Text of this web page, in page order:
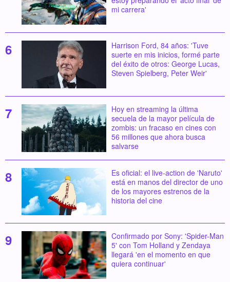
mi carrera'
Harrison Ford, 84 años: 'Tuve
suerte en mis inicios, formé parte
del éxito de otros: George Lucas,
Steven Spielberg, Peter Weir'
Hoy en streaming la última
secuela de la mayor película de
zombis: un fracaso en cines con
56 millones que ahora busca
salvarse
Es oficial: el live-action de 'Naruto'
está en manos del director de uno
de los mayores estrenos de la
historia del cine
Confirmado por Sony: 'Spider-Man
5' con Tom Holland y Zendaya
llegará 'en el momento en que
quiera continuar'